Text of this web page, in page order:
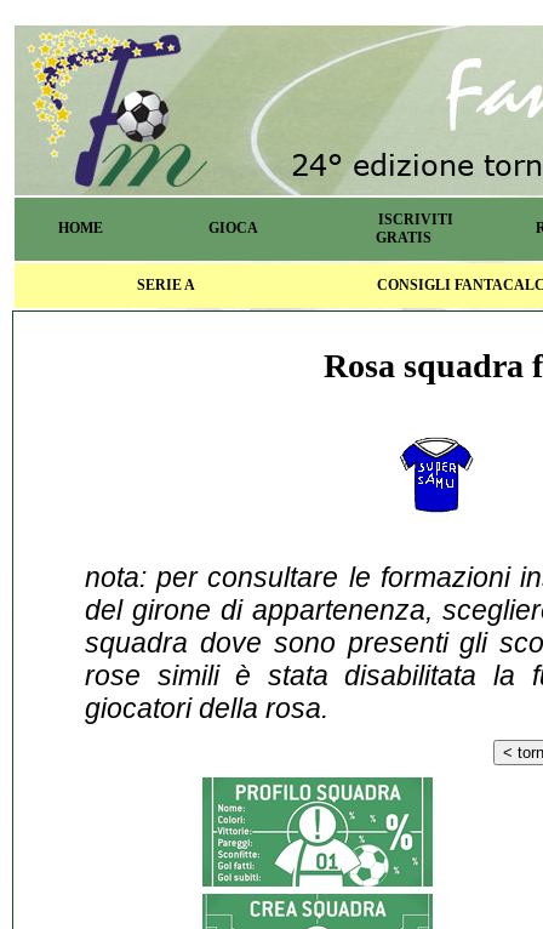
HOME GIOCA
ISCRIVITI
GRATIS
SERIE A CONSIGLI
Rosa squadra
nota: per consultare le formazioni
del girone di appartenenza,
squadra dove sono presenti gli
rose simili è stata disabilitata la
giocatori della rosa.